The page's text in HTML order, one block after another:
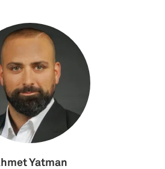
Yatman